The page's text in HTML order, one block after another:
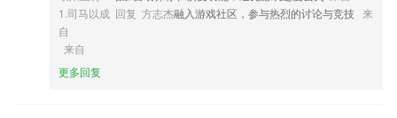
5,通过互联网技术和数据，重构服装商业中的厂、批、零、消费者的传统
6,小火车有两节，车头是动力部分，有车灯和喇叭，由四节7号电池提供
动力，按下开关后孩子可以前后推动触发火车；
1.司马以成 回复 方志杰融入游戏社区，参与热烈的讨论与竞技 来
自
来自
更多回复